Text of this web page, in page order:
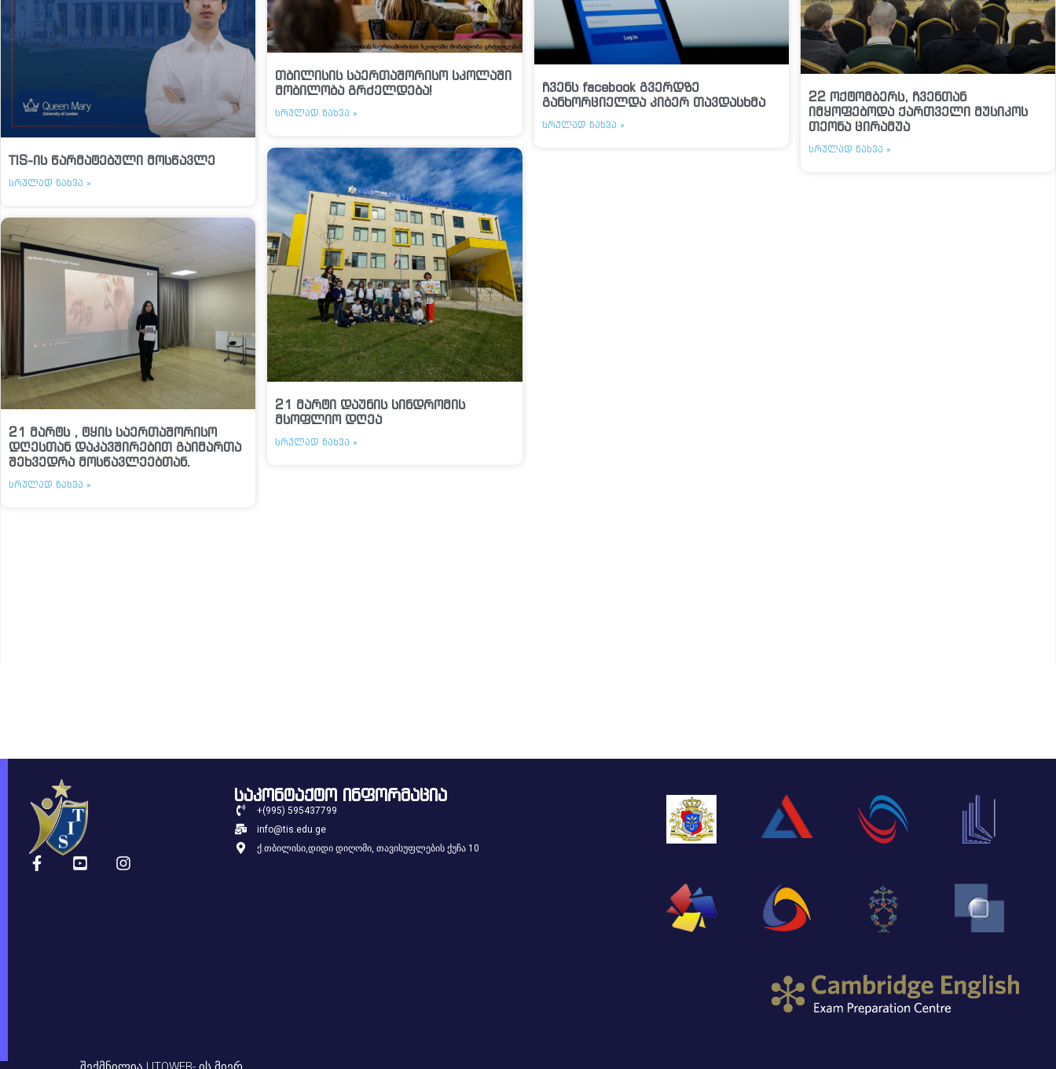
TIS-ის წარმატებული მოსწავლე
ᲡᲠᲣᲚᲐᲓ ᲜᲐᲮᲕᲐ »
თბილისის საერთაშორისო სკოლაში
მობილობა გრძელდება!
ᲡᲠᲣᲚᲐᲓ ᲜᲐᲮᲕᲐ »
ჩვენს facebook გვერდზე
განხორციელდა კიბერ თავდასხმა
ᲡᲠᲣᲚᲐᲓ ᲜᲐᲮᲕᲐ »
22 ოქტომბერს, ჩვენთან
იმყოფებოდა ქართველი მუსიკოს
თეონა ცირამუა
ᲡᲠᲣᲚᲐᲓ ᲜᲐᲮᲕᲐ »
21 მარტს , ტყის საერთაშორისო
დღესთან დაკავშირებით გაიმართა
შეხვედრა მოსწავლეებთან.
ᲡᲠᲣᲚᲐᲓ ᲜᲐᲮᲕᲐ »
21 მარტი დაუნის სინდრომის
მსოფლიო დღეა
ᲡᲠᲣᲚᲐᲓ ᲜᲐᲮᲕᲐ »
საკონტაქტო ინფორმაცია
+(995) 595437799
info@tis.edu.ge
ქ.თბილისი,დიდი დიღომი, თავისუფლების ქუჩა 10